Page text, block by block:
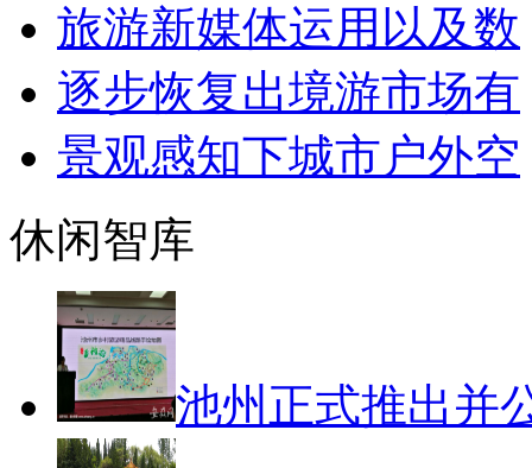
旅游新媒体运用以及数
逐步恢复出境游市场有
景观感知下城市户外空
休闲智库
池州正式推出并